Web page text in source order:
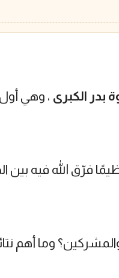
بدر الكبرى ، وهي
فرّق الله فيه بين
وما أهم